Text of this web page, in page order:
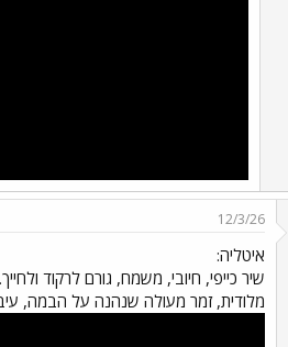
12/3/26
איטליה:
מלודית, זמר מעולה שנהנה על הבמה,